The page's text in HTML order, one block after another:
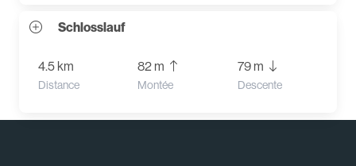
Schlosslauf
4.5 km
Distance
82 m
Montée
79 m
Descente